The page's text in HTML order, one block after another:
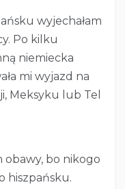
wyjechałam
Po kilku
niemiecka
mi wyjazd na
Meksyku lub Tel
obawy, bo nikogo
hiszpańsku.